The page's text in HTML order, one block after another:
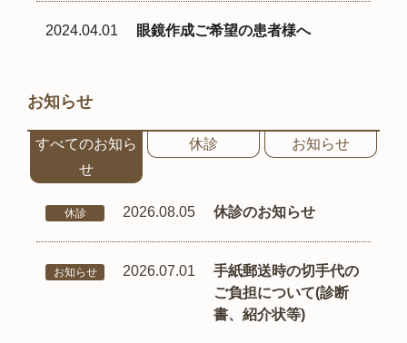
2024.04.01 眼鏡作成ご希望の患者様へ
お知らせ
すべてのお知ら
せ
休診 お知らせ
休診 2026.08.05 休診のお知らせ
お知らせ 2026.07.01
手紙郵送時の切手代の
ご負担について(診断
書、紹介状等)